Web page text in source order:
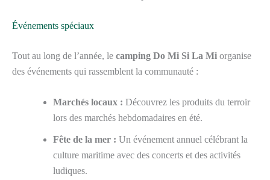
Événements spéciaux
Tout au long de l’année, le camping Do Mi Si La Mi organise
des événements qui rassemblent la communauté :
Marchés locaux : Découvrez les produits du terroir
lors des marchés hebdomadaires en été.
Fête de la mer : Un événement annuel célébrant la
culture maritime avec des concerts et des activités
ludiques.